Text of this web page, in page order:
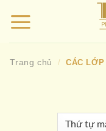
qua
Trang chủ / CÁC LỚP